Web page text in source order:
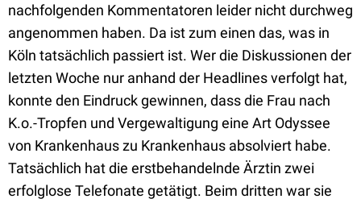
nachfolgenden Kommentatoren leider nicht durchweg
angenommen haben. Da ist zum einen das, was in
Köln tatsächlich passiert ist. Wer die Diskussionen der
letzten Woche nur anhand der Headlines verfolgt hat,
konnte den Eindruck gewinnen, dass die Frau nach
K.o.-Tropfen und Vergewaltigung eine Art Odyssee
von Krankenhaus zu Krankenhaus absolviert habe.
Tatsächlich hat die erstbehandelnde Ärztin zwei
erfolglose Telefonate getätigt. Beim dritten war sie